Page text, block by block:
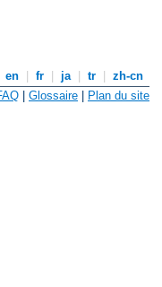
en fr ja tr
zh-cn
Glossaire Plan du site